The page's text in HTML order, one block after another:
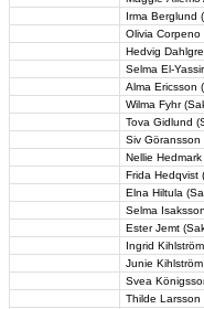
Irma Berglund
Olivia Corpeno
Hedvig
Selma El-
Alma Ericsson
Wilma Fyhr
Tova Gidlund
Siv Göransson
Nellie
Frida Hedqvist
Elna Hiltula
Selma
Ester Jemt
Ingrid
Junie
Svea
Thilde Larsson